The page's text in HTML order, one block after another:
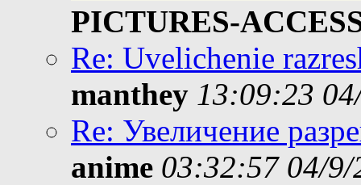
PICTURES-
Re: Uvelichenie
manthey 13:09:23
Re: Увеличение
anime 03:32:57 04/9/